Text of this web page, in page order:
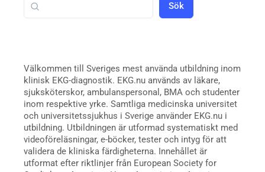
Sök
Välkommen till Sveriges mest använda utbildning inom
klinisk EKG-diagnostik. EKG.nu används av läkare,
sjuksköterskor, ambulanspersonal, BMA och studenter
inom respektive yrke. Samtliga medicinska universitet
och universitetssjukhus i Sverige använder EKG.nu i
utbildning. Utbildningen är utformad systematiskt med
videoföreläsningar, e-böcker, tester och intyg för att
validera de kliniska färdigheterna. Innehållet är
utformat efter riktlinjer från European Society for